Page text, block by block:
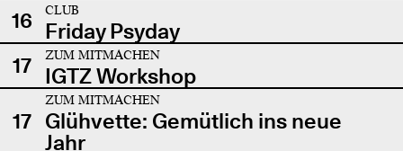
16
CLUB
Friday Psyday
17
ZUM MITMACHEN
IGTZ Workshop
17
ZUM MITMACHEN
Glühvette: Gemütlich ins neue
Jahr